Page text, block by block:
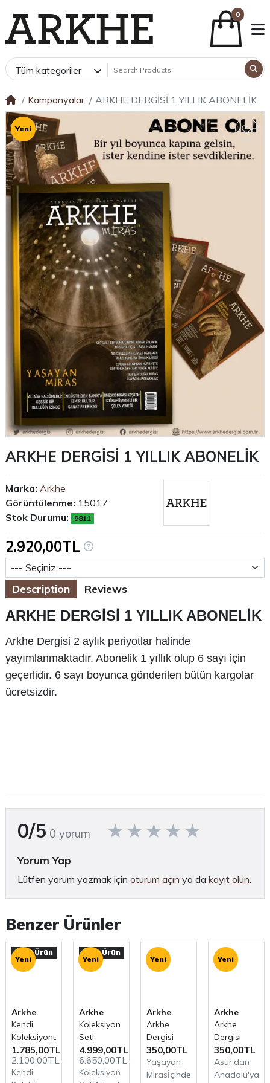
0
Tüm kategoriler
Kampanyalar ARKHE DERGİSİ 1 YILLIK ABONELİK
Yeni
ARKHE DERGİSİ 1 YILLIK ABONELİK
Description Reviews
ARKHE DERGİSİ 1 YILLIK ABONELİK
Arkhe Dergisi 2 aylık periyotlar halinde
yayımlanmaktadır. Abonelik 1 yıllık olup 6 sayı için
geçerlidir. 6 sayı boyunca gönderilen bütün kargolar
ücretsizdir.
Marka: Arkhe
Görüntülenme: 15017
Stok Durumu:
9811
2.920,00TL
Abonelik Başlangıç Sayısı
0/5 0 yorum
Yorum Yap
Lütfen yorum yazmak içinoturum açın ya dakayıt olun.
Benzer Ürünler
Özel Ürün
Yeni
Arkhe
Kendi
Koleksiyonunu
Oluştur
1.785,00TL
2.100,00TL
Kendi
Özel Ürün
Yeni
Arkhe
Koleksiyon
Seti
4.999,00TL
6.650,00TL
Koleksiyon
Yeni
Arkhe
Arkhe
Dergisi
Sayı 30:
Yaşayan
Miras
350,00TL
Yaşayan
Mirasİçindekiler: Aliağa
Yeni
Arkhe
Arkhe
Dergisi
Sayı 31:
Asur'dan
Anadolu'ya:
350,00TL
Asur'dan
Anadolu'ya: